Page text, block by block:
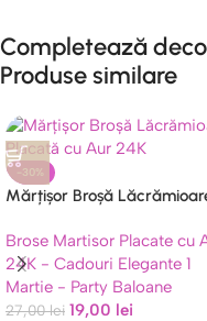
Completează
Produse similare
-30%
Mărțișor Broșă
Verde și Perle (5.5 cm) în
Premium
Brose Martisor Placate cu
24K - Cadouri Elegante 1
Martie - Party Baloane
27,00lei 19,00 lei